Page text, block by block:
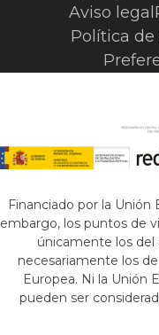
Aviso legal
Política de
Financiado por la Unión
embargo, los puntos de
únicamente los
necesariamente los
Europea. Ni la Unión
pueden ser